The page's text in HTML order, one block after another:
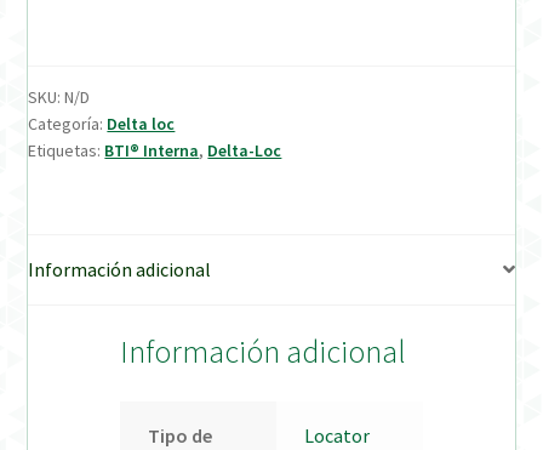
Welcome to DELTA Abutments | Tienda Online!
SKU:N/D
Categoría: Delta loc
Etiquetas: BTI® Interna, Delta-Loc
Información adicional
Información adicional
Tipo de
Locator